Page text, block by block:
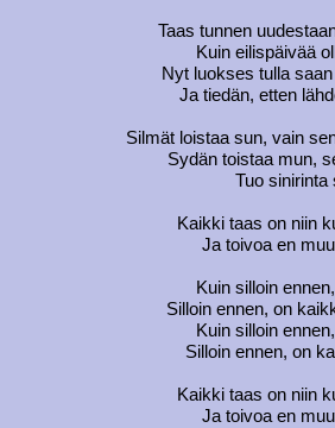
Taas tunnen
Kuin eilispäivää
Nyt luokses tulla
Ja tiedän, etten
Silmät loistaa sun, vain
Sydän toistaa mun,
Tuo sinirinta
Kaikki taas on niin
Ja toivoa en
Kuin silloin
Silloin ennen, on
Kuin silloin
Silloin ennen, on
Kaikki taas on niin
Ja toivoa en